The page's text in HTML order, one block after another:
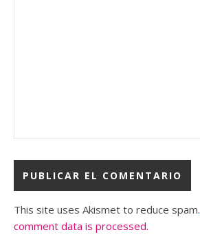
This site uses Akismet to reduce spam.
comment data is processed.